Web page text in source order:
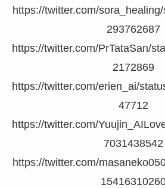
https://twitter.com/
293762687
https://twitter.com/PrTataSan/
2172869
https://twitter.com/erien_ai/
47712
https://twitter.com/
7031438542
https://twitter.com/